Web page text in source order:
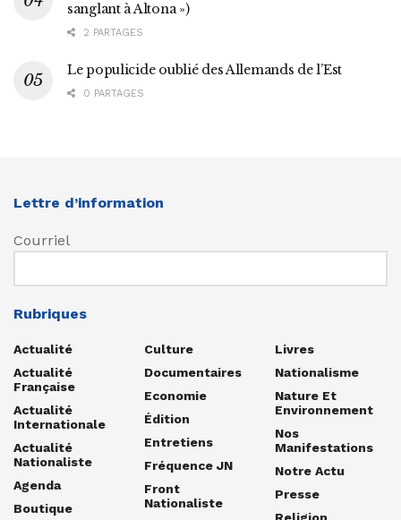
sanglant à Altona »)
2 PARTAGES
Le populicide oublié des Allemands de l’Est
0 PARTAGES
Lettre d’information
Courriel
Rubriques
Actualité
Actualité
Française
Actualité
Internationale
Actualité
Nationaliste
Agenda
Boutique
Culture
Documentaires
Economie
Édition
Entretiens
Fréquence JN
Front
Nationaliste
Livres
Nationalisme
Nature Et
Environnement
Nos
Manifestations
Notre Actu
Presse